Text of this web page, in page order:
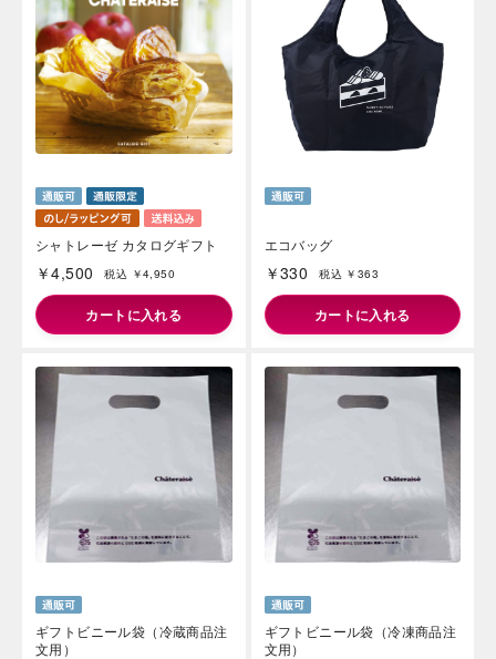
シャトレーゼ カタログギフト
￥4,500 税込 ￥4,950
カートに入れる
エコバッグ
￥330 税込 ￥363
カートに入れる
ギフトビニール袋（冷蔵商品注
文用）
ギフトビニール袋（冷凍商品注
文用）